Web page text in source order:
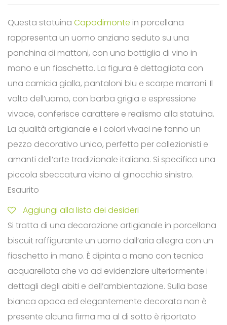
Questa statuina Capodimonte in porcellana
rappresenta un uomo anziano seduto su una
panchina di mattoni, con una bottiglia di vino in
mano e un fiaschetto. La figura è dettagliata con
una camicia gialla, pantaloni blu e scarpe marroni. Il
volto dell’uomo, con barba grigia e espressione
vivace, conferisce carattere e realismo alla statuina.
La qualità artigianale e i colori vivaci ne fanno un
pezzo decorativo unico, perfetto per collezionisti e
amanti dell’arte tradizionale italiana. Si specifica una
piccola sbeccatura vicino al ginocchio sinistro.
Esaurito
Aggiungi alla lista dei desideri
Si tratta di una decorazione artigianale in porcellana
biscuit raffigurante un uomo dall’aria allegra con un
fiaschetto in mano. È dipinta a mano con tecnica
acquarellata che va ad evidenziare ulteriormente i
dettagli degli abiti e dell’ambientazione. Sulla base
bianca opaca ed elegantemente decorata non è
presente alcuna firma ma al di sotto è riportato